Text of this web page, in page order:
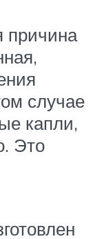
причина
случае
капли,
Это